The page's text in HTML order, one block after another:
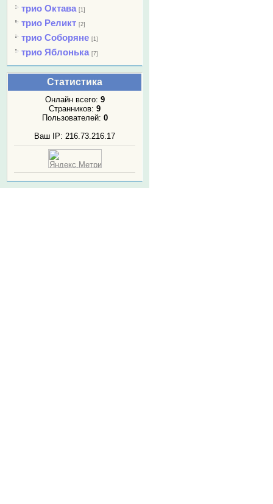
трио Октава [1]
трио Реликт [2]
трио Соборяне [1]
трио Яблонька [7]
Статистика
Онлайн всего: 9
Странников: 9
Пользователей: 0
Ваш IP: 216.73.216.17